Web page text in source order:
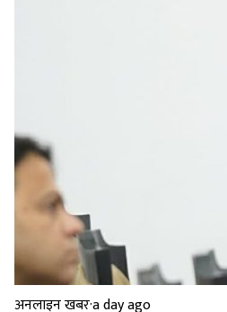
अनलाइन खबर·a day ago